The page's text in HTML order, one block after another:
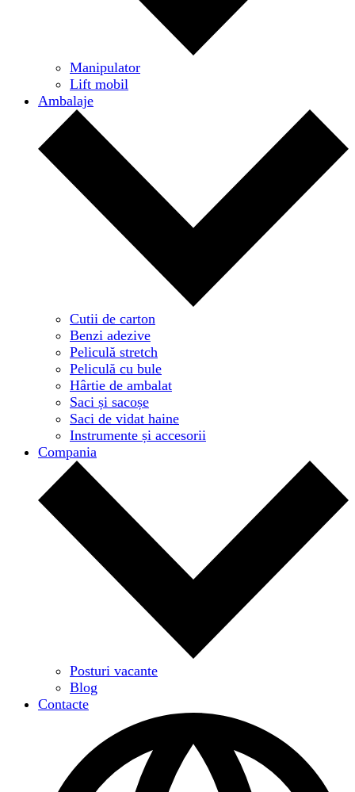
Manipulator
Lift mobil
Ambalaje
Cutii de carton
Benzi adezive
Peliculă stretch
Peliculă cu bule
Hârtie de ambalat
Saci și sacoșe
Saci de vidat haine
Instrumente și accesorii
Compania
Posturi vacante
Blog
Contacte